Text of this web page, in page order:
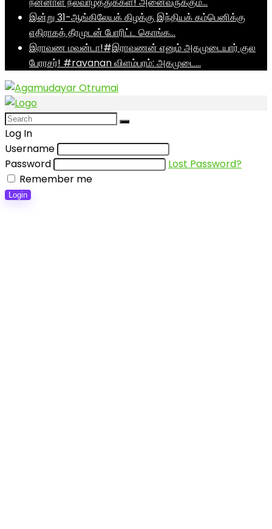
இன்று 31-ஆங்கிலேயக் கிழக்கு இந்தியக் கம்பெனிக்கு
எதிராகத் தீரமுடன் போரிட்ட கொங்க…
இராவண மவன்டா!#இராவணன் எனும் அகமுடையார் குல
பேரரசர்! #ravanan விளம்பரம்: அகமுடை…
Log In
Username
Password
Lost Password?
Remember me
Login